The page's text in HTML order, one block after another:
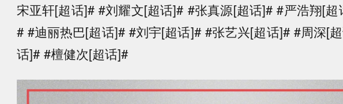
宋亚轩[超话]# #刘耀文[超话]# #张真源[超话]# #严浩翔[
# #迪丽热巴[超话]# #刘宇[超话]# #张艺兴[超话]# #周深[
话]# #檀健次[超话]#